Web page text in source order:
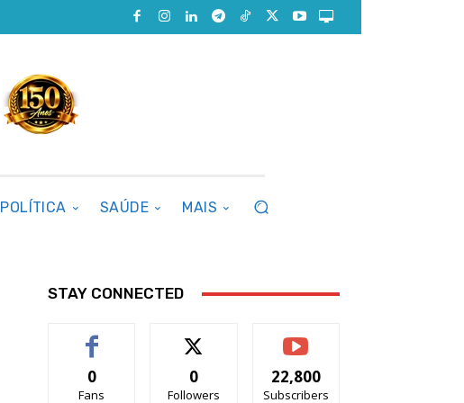
POLÍTICA SAÚDE MAIS
STAY CONNECTED
0
Fans
0
Followers
22,800
Subscribers